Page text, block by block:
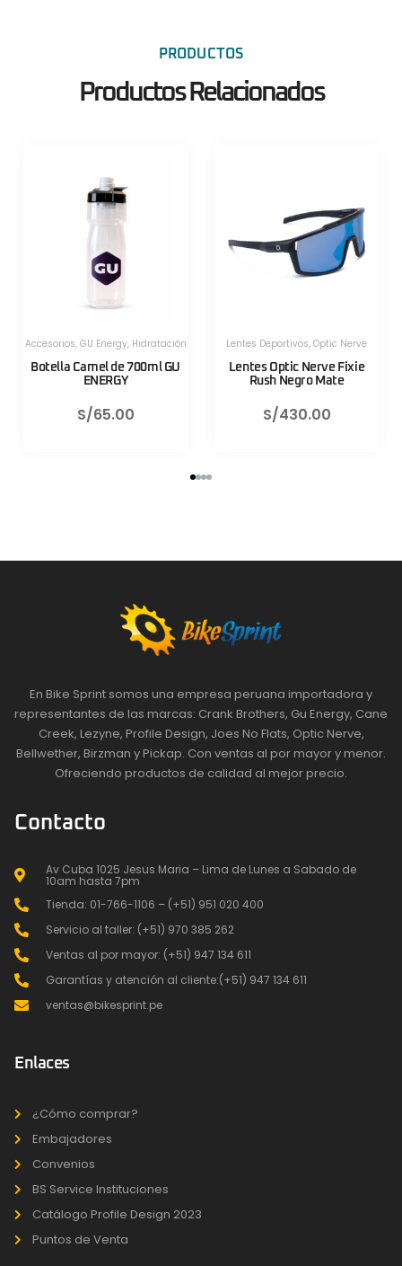
PRODUCTOS
Productos Relacionados
Herramientas,
Válvula CNC TLR Valve pro
S/ 130.00
Herramientas,
Válvula CNC TLR Valve pro
S/ 130.00
En Bike Sprint somos una empresa peruana importadora y
representantes de las marcas: Crank Brothers, Gu Energy, Cane
Creek, Lezyne, Profile Design, Joes No Flats, Optic Nerve,
Bellwether, Birzman y Pickap. Con ventas al por mayor y menor.
Ofreciendo productos de calidad al mejor precio.
Contacto
Av Cuba 1025 Jesus Maria – Lima de Lunes a Sabado de
10am hasta 7pm
Tienda: 01-766-1106 – (+51) 951 020 400
Servicio al taller: (+51) 970 385 262
Ventas al por mayor: (+51) 947 134 611
Garantías y atención al cliente:(+51) 947 134 611
ventas@bikesprint.pe
Enlaces
¿Cómo comprar?
Embajadores
Convenios
BS Service Instituciones
Catálogo Profile Design 2023
Puntos de Venta